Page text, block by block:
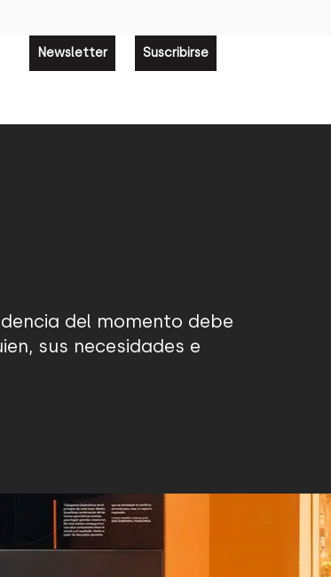
Newsletter Suscribirse
del momento debe
sus necesidades e